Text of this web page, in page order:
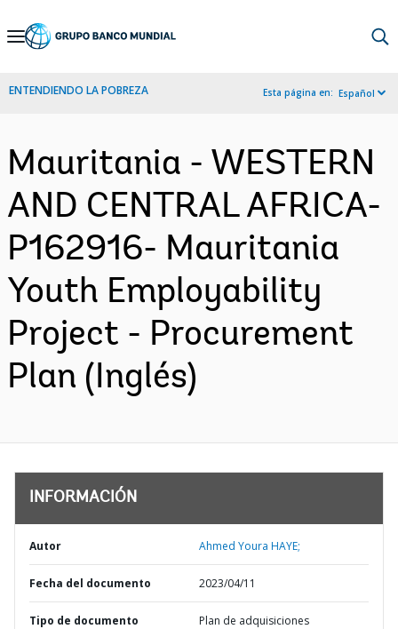
Skip
Navigation
ENTENDIENDO LA POBREZA Esta página en: Español
Mauritania - WESTERN
AND CENTRAL AFRICA-
P162916- Mauritania
Youth Employability
Project - Procurement
Plan (Inglés)
INFORMACIÓN
Autor Ahmed Youra HAYE;
Fecha del documento 2023/04/11
Tipo de documento Plan de adquisiciones